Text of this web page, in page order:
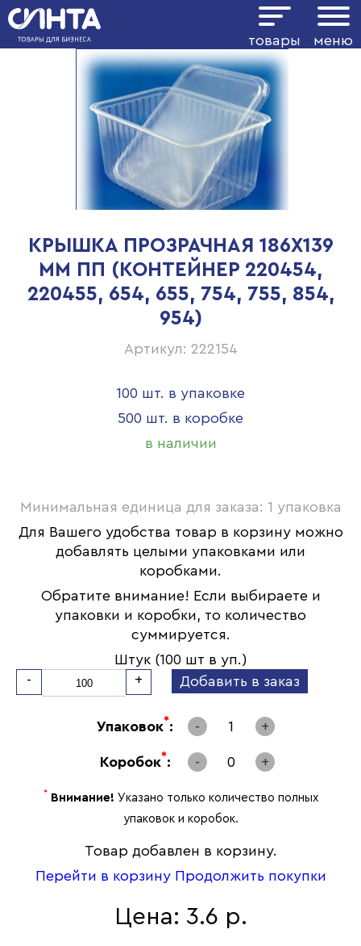
товары меню
КРЫШКА ПРОЗРАЧНАЯ 186Х139
ММ ПП (КОНТЕЙНЕР 220454,
220455, 654, 655, 754, 755, 854,
954)
Артикул: 222154
100 шт. в упаковке
500 шт. в коробке
в наличии
Минимальная единица для заказа: 1 упаковка
Для Вашего удобства товар в корзину можно
добавлять целыми упаковками или
коробками.
Обратите внимание! Если выбираете и
упаковки и коробки, то количество
суммируется.
Штук (100 шт в уп.)
-
+ Добавить в заказ
Упаковок*: - 1 +
Коробок*: - 0 +
* Внимание! Указано только количество полных
упаковок и коробок.
Товар добавлен в корзину.
Перейти в корзину Продолжить покупки
Цена: 3.6 р.